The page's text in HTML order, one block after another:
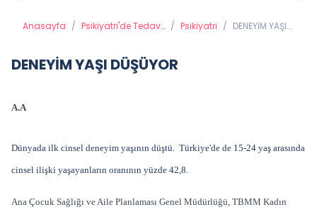
Anasayfa / Psikiyatri'de Tedavi
/ Psikiyatri / DENEYİM YAŞI
DENEYİM YAŞI DÜŞÜYOR
A.A
Dünyada ilk cinsel deneyim yaşının düştü. Türkiye'de de 15-24 yaş arasında
cinsel ilişki yaşayanların oranının yüzde 42,8.
Ana Çocuk Sağlığı ve Aile Planlaması Genel Müdürlüğü, TBMM Kadın